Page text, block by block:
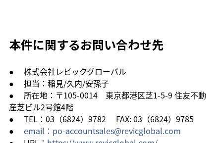
本件に関するお問い合わせ先
●     株式会社レビックグローバル
●     担当：稲見/久内/安孫子
●     所在地：〒105-0014　東京都港区芝1-5-9 住友不動
産芝ビル2号館4階
●     TEL：03（6824）9782 　FAX: 03（6824）9785
● email：po-accountsales@revicglobal.com